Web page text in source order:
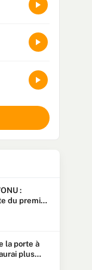
:
du premier
5ᵉ place
la porte à
plus